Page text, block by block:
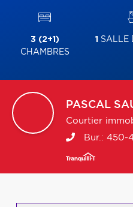
3 (2+1)
CHAMBRES
1 SALLE
PASCAL
Courtier
Bur.: 450-